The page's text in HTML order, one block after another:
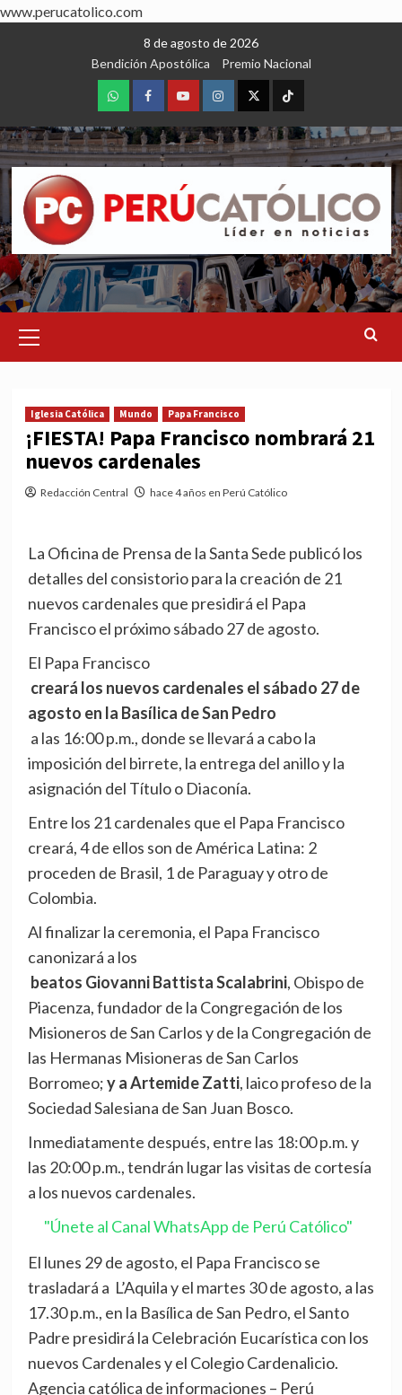
www.perucatolico.com
8 de agosto de 2026
Bendición Apostólica
Premio Nacional
WhatsAppFacebookYoutubeInstagram
X TikTok
Menu
Iglesia Católica Mundo Papa Francisco
¡FIESTA! Papa Francisco nombrará 21
nuevos cardenales
Redacción Central hace 4 años en Perú Católico
La Oficina de Prensa de la Santa Sede publicó los
detalles del consistorio para la creación de 21
nuevos cardenales que presidirá el Papa
Francisco el próximo sábado 27 de agosto.
El Papa Francisco
creará los nuevos cardenales el sábado 27 de
agosto en la Basílica de San Pedro
a las 16:00 p.m., donde se llevará a cabo la
imposición del birrete, la entrega del anillo y la
asignación del Título o Diaconía.
Entre los 21 cardenales que el Papa Francisco
creará, 4 de ellos son de América Latina: 2
proceden de Brasil, 1 de Paraguay y otro de
Colombia.
Al finalizar la ceremonia, el Papa Francisco
canonizará a los
beatos Giovanni Battista Scalabrini, Obispo de
Piacenza, fundador de la Congregación de los
Misioneros de San Carlos y de la Congregación de
las Hermanas Misioneras de San Carlos
Borromeo;y a Artemide Zatti, laico profeso de la
Sociedad Salesiana de San Juan Bosco.
Inmediatamente después, entre las 18:00 p.m. y
las 20:00 p.m., tendrán lugar las visitas de cortesía
a los nuevos cardenales.
"Únete al Canal WhatsApp de Perú Católico"
El lunes 29 de agosto, el Papa Francisco se
trasladará a L’Aquila y el martes 30 de agosto, a las
17.30 p.m., en la Basílica de San Pedro, el Santo
Padre presidirá la Celebración Eucarística con los
nuevos Cardenales y el Colegio Cardenalicio.
Agencia católica de informaciones – Perú